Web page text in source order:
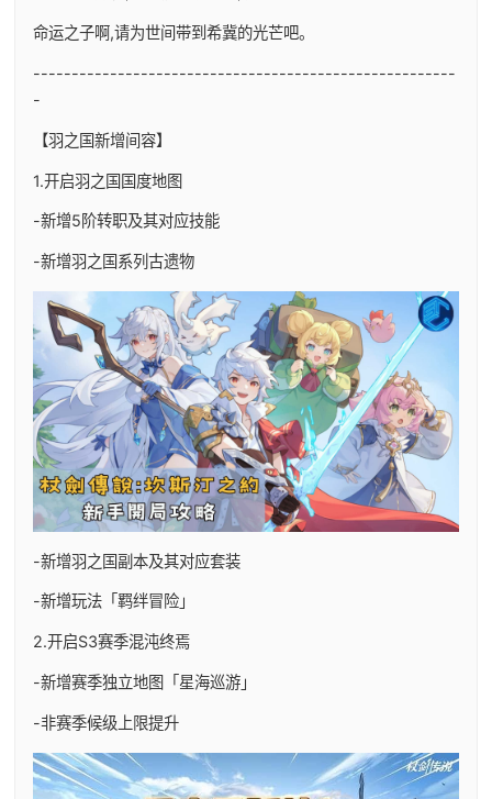
命运之子啊,请为世间带到希冀的光芒吧。
-------------------------------------------------------
-
【羽之国新增间容】
1.开启羽之国国度地图
-新增5阶转职及其对应技能
-新增羽之国系列古遗物
-新增羽之国副本及其对应套装
-新增玩法「羁绊冒险」
2.开启S3赛季混沌终焉
-新增赛季独立地图「星海巡游」
-非赛季候级上限提升